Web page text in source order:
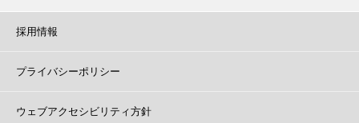
採用情報
プライバシーポリシー
ウェブアクセシビリティ方針